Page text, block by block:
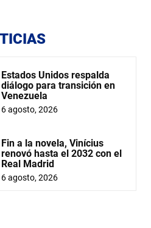
Estados Unidos respalda
diálogo para transición en
Venezuela
6 agosto, 2026
Fin a la novela, Vinícius
renovó hasta el 2032 con el
Real Madrid
6 agosto, 2026